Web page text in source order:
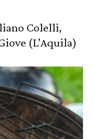
Colelli,
(L’Aquila)